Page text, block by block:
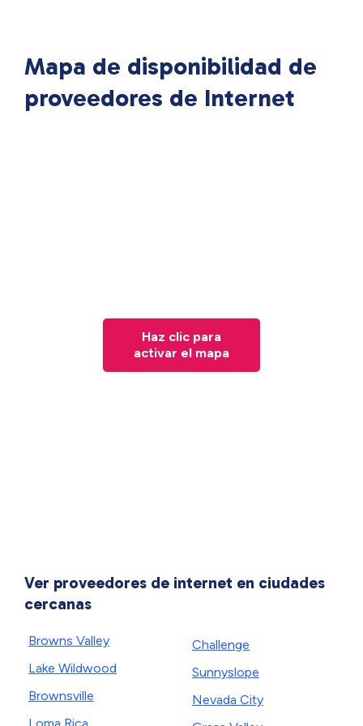
Mapa de disponibilidad de
proveedores de Internet
Haz clic para
activar el mapa
Ver proveedores de internet en ciudades
cercanas
Browns Valley
Lake Wildwood
Brownsville
Challenge
Sunnyslope
Nevada City